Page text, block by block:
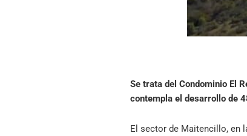
Se trata del Condominio El
contempla el desarrollo de
El sector de Maitencillo, en